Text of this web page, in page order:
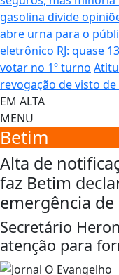
gasolina divide
abre urna para o
eletrônico RJ: quase
votar no 1º turno
revogação de visto
EM ALTA
MENU
Betim
Alta de
faz Betim
emergência
Secretário
atenção para